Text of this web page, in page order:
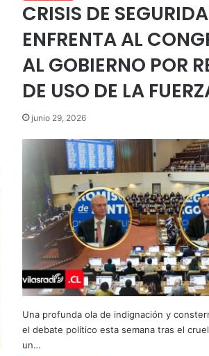
CRISIS DE
ENFRENTA AL
AL GOBIERNO POR
DE USO DE LA
junio 29, 2026
Una profunda ola de indignación y
el debate político esta semana tras el
un…